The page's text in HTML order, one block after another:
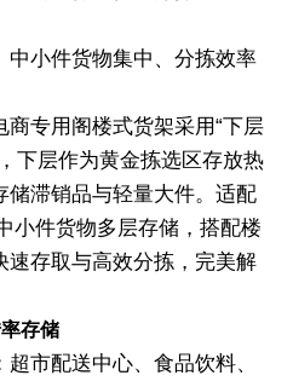
中小件货物集中、分拣效率
专用阁楼式货架采用“下层
下层作为黄金拣选区存放热
储滞销品与轻量大件。适配
小件货物多层存储，搭配楼
速存取与高效分拣，完美解
存储
市配送中心、食品饮料、